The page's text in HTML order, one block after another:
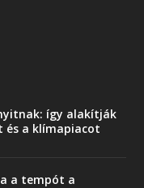
így alakítják
a klímapiacot
a tempót a